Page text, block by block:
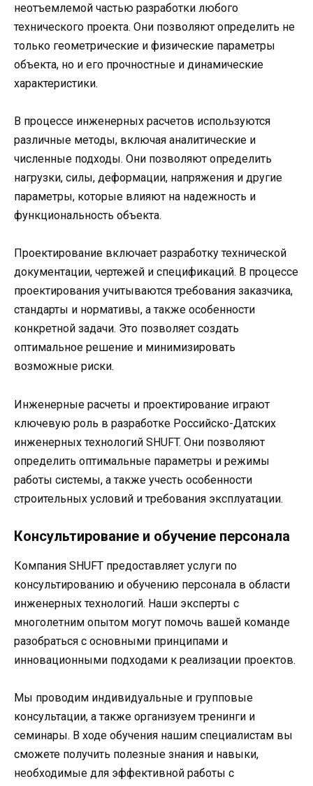
неотъемлемой частью разработки любого
технического проекта. Они позволяют определить не
только геометрические и физические параметры
объекта, но и его прочностные и динамические
характеристики.
В процессе инженерных расчетов используются
различные методы, включая аналитические и
численные подходы. Они позволяют определить
нагрузки, силы, деформации, напряжения и другие
параметры, которые влияют на надежность и
функциональность объекта.
Проектирование включает разработку технической
документации, чертежей и спецификаций. В процессе
проектирования учитываются требования заказчика,
стандарты и нормативы, а также особенности
конкретной задачи. Это позволяет создать
оптимальное решение и минимизировать
возможные риски.
Инженерные расчеты и проектирование играют
ключевую роль в разработке Российско-Датских
инженерных технологий SHUFT. Они позволяют
определить оптимальные параметры и режимы
работы системы, а также учесть особенности
строительных условий и требования эксплуатации.
Консультирование и обучение персонала
Компания SHUFT предоставляет услуги по
консультированию и обучению персонала в области
инженерных технологий. Наши эксперты с
многолетним опытом могут помочь вашей команде
разобраться с основными принципами и
инновационными подходами к реализации проектов.
Мы проводим индивидуальные и групповые
консультации, а также организуем тренинги и
семинары. В ходе обучения нашим специалистам вы
сможете получить полезные знания и навыки,
необходимые для эффективной работы с